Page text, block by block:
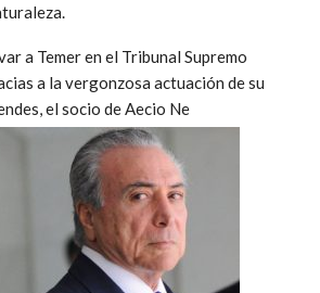
a Temer en el Tribunal Supremo
a la vergonzosa actuación de su
el socio de Aecio Ne